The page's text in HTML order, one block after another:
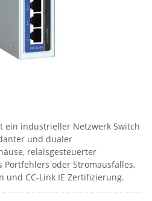
& WLAN
ein industrieller Netzwerk Switch
und dualer
relaisgesteuerter
Portfehlers oder Stromausfalles,
und CC-Link IE Zertifizierung.